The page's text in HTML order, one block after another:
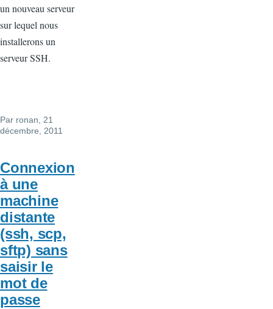
un nouveau serveur
sur lequel nous
installerons un
serveur SSH.
Par ronan , 21
décembre, 2011
Connexion
à une
machine
distante
(ssh, scp,
sftp) sans
saisir le
mot de
passe